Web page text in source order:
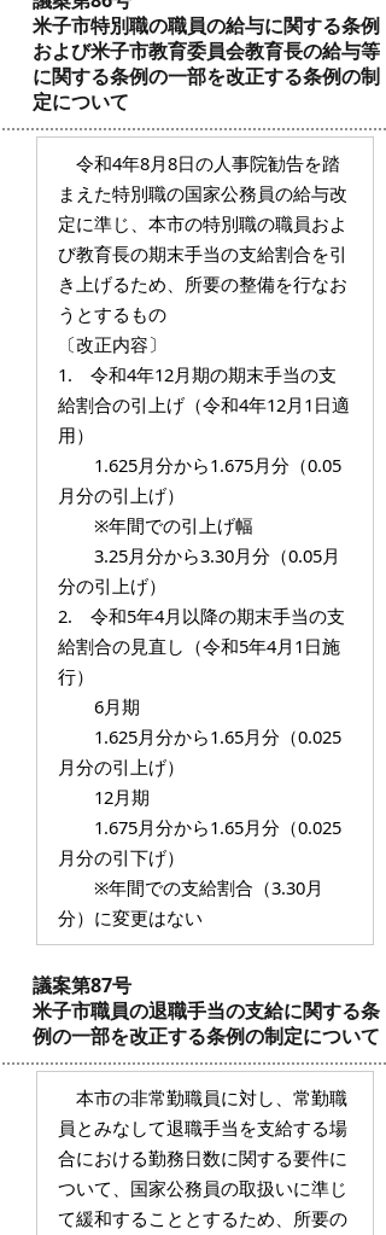
米子市特別職の職員の給与に関する条例
および米子市教育委員会教育長の給与等
に関する条例の一部を改正する条例の制
定について
令和4年8月8日の人事院勧告を踏
まえた特別職の国家公務員の給与改
定に準じ、本市の特別職の職員およ
び教育長の期末手当の支給割合を引
き上げるため、所要の整備を行なお
うとするもの
〔改正内容〕
1. 令和4年12月期の期末手当の支
給割合の引上げ（令和4年12月1日適
用）
1.625月分から1.675月分（0.05
月分の引上げ）
※年間での引上げ幅
3.25月分から3.30月分（0.05月
分の引上げ）
2. 令和5年4月以降の期末手当の支
給割合の見直し（令和5年4月1日施
行）
6月期
1.625月分から1.65月分（0.025
月分の引上げ）
12月期
1.675月分から1.65月分（0.025
月分の引下げ）
※年間での支給割合（3.30月
分）に変更はない
議案第87号
米子市職員の退職手当の支給に関する条
例の一部を改正する条例の制定について
本市の非常勤職員に対し、常勤職
員とみなして退職手当を支給する場
合における勤務日数に関する要件に
ついて、国家公務員の取扱いに準じ
て緩和することとするため、所要の